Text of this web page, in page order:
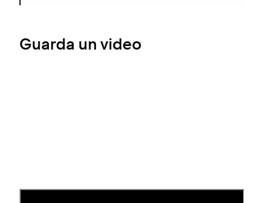
Guarda un video